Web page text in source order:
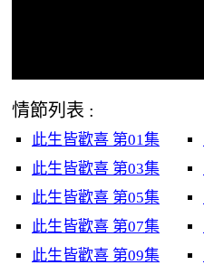
情節列表 :
此生皆歡喜 第01集
此生皆歡喜 第03集
此生皆歡喜 第05集
此生皆歡喜 第07集
此生皆歡喜 第09集